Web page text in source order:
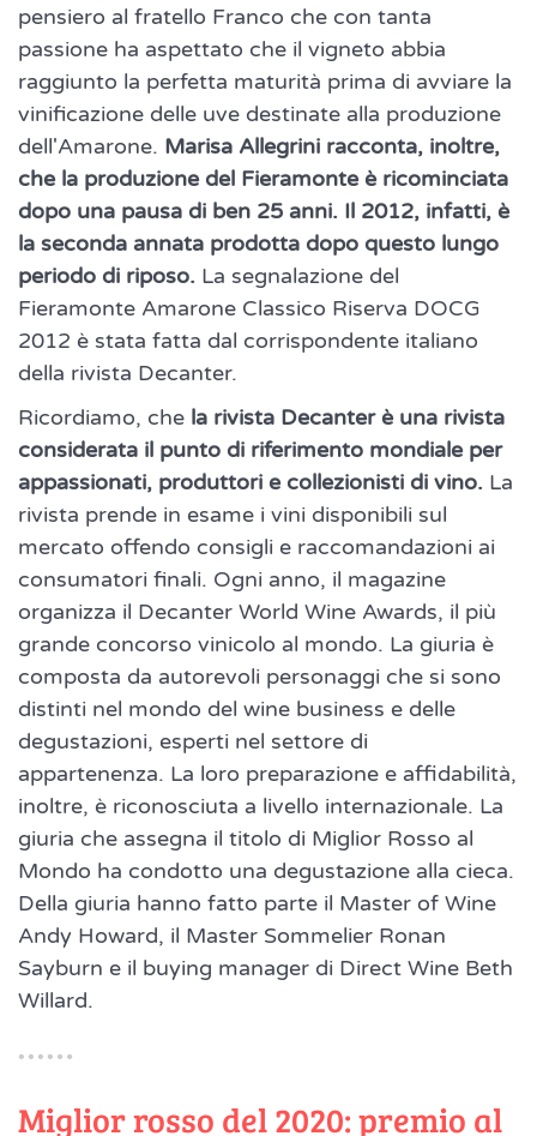
pensiero al fratello Franco che con tanta
passione ha aspettato che il vigneto abbia
raggiunto la perfetta maturità prima di avviare la
vinificazione delle uve destinate alla produzione
dell'Amarone. Marisa Allegrini racconta, inoltre,
che la produzione del Fieramonte è ricominciata
dopo una pausa di ben 25 anni. Il 2012, infatti, è
la seconda annata prodotta dopo questo lungo
periodo di riposo. La segnalazione del
Fieramonte Amarone Classico Riserva DOCG
2012 è stata fatta dal corrispondente italiano
della rivista Decanter.
Ricordiamo, che la rivista Decanter è una rivista
considerata il punto di riferimento mondiale per
appassionati, produttori e collezionisti di vino. La
rivista prende in esame i vini disponibili sul
mercato offendo consigli e raccomandazioni ai
consumatori finali. Ogni anno, il magazine
organizza il Decanter World Wine Awards, il più
grande concorso vinicolo al mondo. La giuria è
composta da autorevoli personaggi che si sono
distinti nel mondo del wine business e delle
degustazioni, esperti nel settore di
appartenenza. La loro preparazione e affidabilità,
inoltre, è riconosciuta a livello internazionale. La
giuria che assegna il titolo di Miglior Rosso al
Mondo ha condotto una degustazione alla cieca.
Della giuria hanno fatto parte il Master of Wine
Andy Howard, il Master Sommelier Ronan
Sayburn e il buying manager di Direct Wine Beth
Willard.
Miglior rosso del 2020: premio al